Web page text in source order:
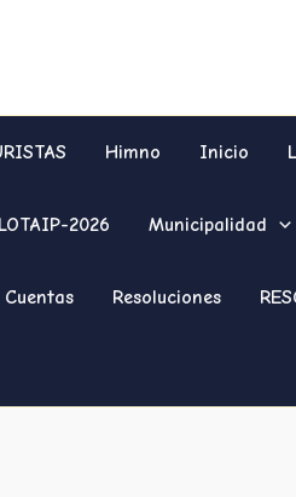
Himno Inicio
LOTAIP-2026 Municipalidad
Resoluciones